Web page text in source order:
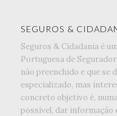
SEGUROS &
Seguros & Cidadania é
Portuguesa de
não preenchido e que se
especializado, mas
concreto objetivo é,
possível, dar informação